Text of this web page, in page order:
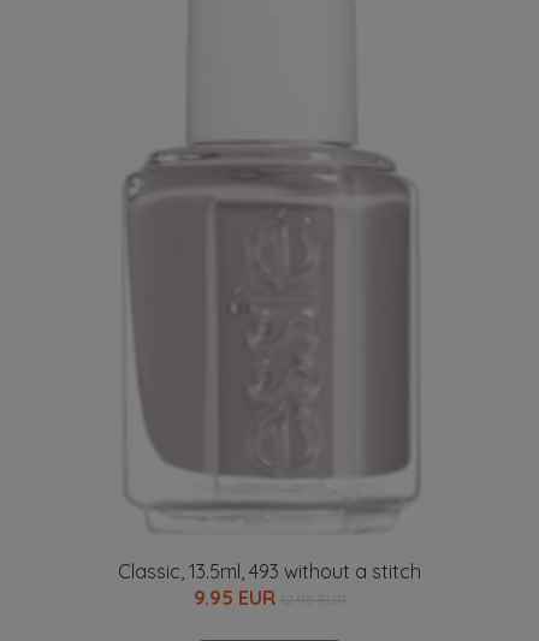
Classic, 13.5ml, 493 without a stitch
9.95 EUR